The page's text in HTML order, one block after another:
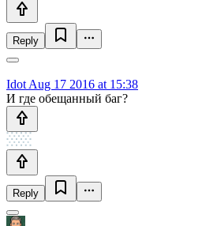
Reply
Idot Aug 17 2016 at 15:38
И где обещанный баг?
Reply